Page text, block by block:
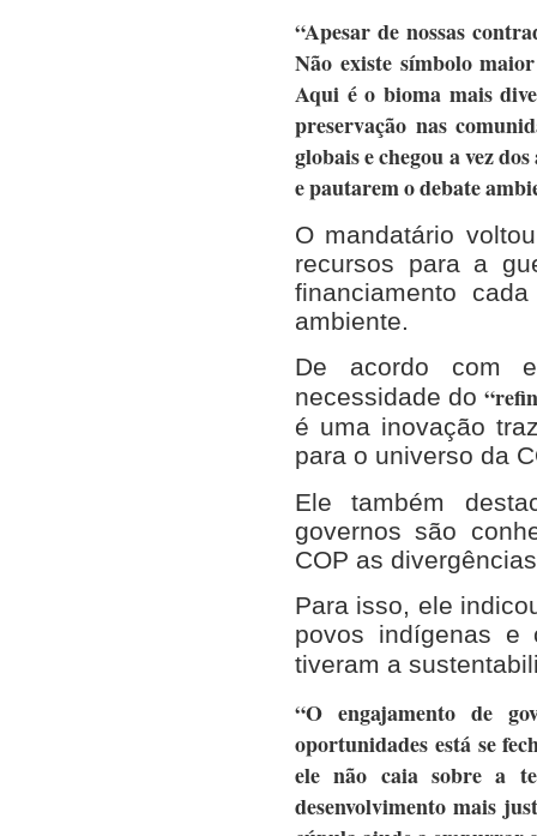
“Apesar de nossas
Não existe símbolo
Aqui é o bioma mais
preservação nas
globais e chegou a vez
e pautarem o debate
O mandatário
recursos para a
financiamento
ambiente.
De acordo com
necessidade do
é uma inovação
para o universo da
Ele também
governos são
COP as
Para isso, ele
povos indígenas e
tiveram a
“O engajamento de
oportunidades está se
ele não caia sobre a
desenvolvimento mais